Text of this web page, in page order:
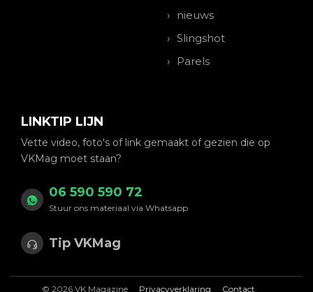
nieuws
Slingshot
Parels
LINKTIP LIJN
Vette video, foto's of link gemaakt of gezien die op
VKMag moet staan?
06 590 590 72
Stuur ons materiaal via Whatsapp
Tip VKMag
© 2026 VK Magazine Privacyverklaring Contact